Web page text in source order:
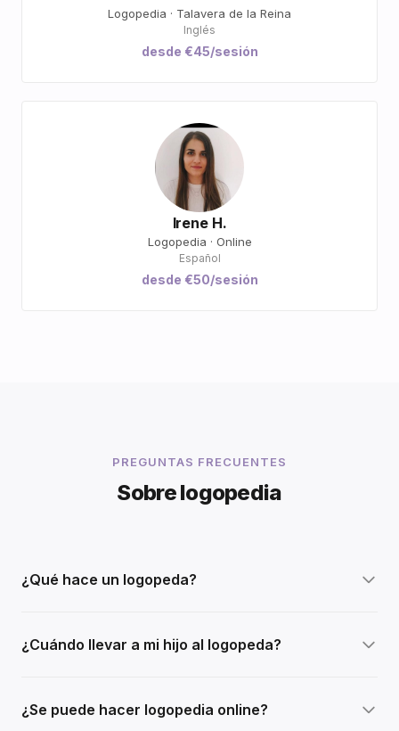
Logopedia · Talavera de la Reina
Inglés
desde €45/sesión
Irene H.
Logopedia · Online
Español
desde €50/sesión
PREGUNTAS FRECUENTES
Sobre logopedia
¿Qué hace un logopeda?
¿Cuándo llevar a mi hijo al logopeda?
¿Se puede hacer logopedia online?